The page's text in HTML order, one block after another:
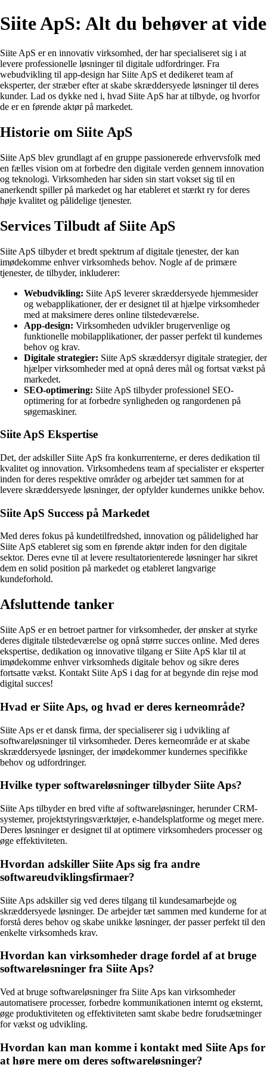
Siite ApS: Alt du behøver at vide
Siite ApS er en innovativ virksomhed, der har specialiseret sig i at
levere professionelle løsninger til digitale udfordringer. Fra
webudvikling til app-design har Siite ApS et dedikeret team af
eksperter, der stræber efter at skabe skræddersyede løsninger til deres
kunder. Lad os dykke ned i, hvad Siite ApS har at tilbyde, og hvorfor
de er en førende aktør på markedet.
Historie om Siite ApS
Siite ApS blev grundlagt af en gruppe passionerede erhvervsfolk med
en fælles vision om at forbedre den digitale verden gennem innovation
og teknologi. Virksomheden har siden sin start vokset sig til en
anerkendt spiller på markedet og har etableret et stærkt ry for deres
høje kvalitet og pålidelige tjenester.
Services Tilbudt af Siite ApS
Siite ApS tilbyder et bredt spektrum af digitale tjenester, der kan
imødekomme enhver virksomheds behov. Nogle af de primære
tjenester, de tilbyder, inkluderer:
Webudvikling: Siite ApS leverer skræddersyede hjemmesider
og webapplikationer, der er designet til at hjælpe virksomheder
med at maksimere deres online tilstedeværelse.
App-design: Virksomheden udvikler brugervenlige og
funktionelle mobilapplikationer, der passer perfekt til kundernes
behov og krav.
Digitale strategier: Siite ApS skræddersyr digitale strategier, der
hjælper virksomheder med at opnå deres mål og fortsat vækst på
markedet.
SEO-optimering: Siite ApS tilbyder professionel SEO-
optimering for at forbedre synligheden og rangordenen på
søgemaskiner.
Siite ApS Ekspertise
Det, der adskiller Siite ApS fra konkurrenterne, er deres dedikation til
kvalitet og innovation. Virksomhedens team af specialister er eksperter
inden for deres respektive områder og arbejder tæt sammen for at
levere skræddersyede løsninger, der opfylder kundernes unikke behov.
Siite ApS Success på Markedet
Med deres fokus på kundetilfredshed, innovation og pålidelighed har
Siite ApS etableret sig som en førende aktør inden for den digitale
sektor. Deres evne til at levere resultatorienterede løsninger har sikret
dem en solid position på markedet og etableret langvarige
kundeforhold.
Afsluttende tanker
Siite ApS er en betroet partner for virksomheder, der ønsker at styrke
deres digitale tilstedeværelse og opnå større succes online. Med deres
ekspertise, dedikation og innovative tilgang er Siite ApS klar til at
imødekomme enhver virksomheds digitale behov og sikre deres
fortsatte vækst. Kontakt Siite ApS i dag for at begynde din rejse mod
digital succes!
Hvad er Siite Aps, og hvad er deres kerneområde?
Siite Aps er et dansk firma, der specialiserer sig i udvikling af
softwareløsninger til virksomheder. Deres kerneområde er at skabe
skræddersyede løsninger, der imødekommer kundernes specifikke
behov og udfordringer.
Hvilke typer softwareløsninger tilbyder Siite Aps?
Siite Aps tilbyder en bred vifte af softwareløsninger, herunder CRM-
systemer, projektstyringsværktøjer, e-handelsplatforme og meget mere.
Deres løsninger er designet til at optimere virksomheders processer og
øge effektiviteten.
Hvordan adskiller Siite Aps sig fra andre
softwareudviklingsfirmaer?
Siite Aps adskiller sig ved deres tilgang til kundesamarbejde og
skræddersyede løsninger. De arbejder tæt sammen med kunderne for at
forstå deres behov og skabe unikke løsninger, der passer perfekt til den
enkelte virksomheds krav.
Hvordan kan virksomheder drage fordel af at bruge
softwareløsninger fra Siite Aps?
Ved at bruge softwareløsninger fra Siite Aps kan virksomheder
automatisere processer, forbedre kommunikationen internt og eksternt,
øge produktiviteten og effektiviteten samt skabe bedre forudsætninger
for vækst og udvikling.
Hvordan kan man komme i kontakt med Siite Aps for
at høre mere om deres softwareløsninger?